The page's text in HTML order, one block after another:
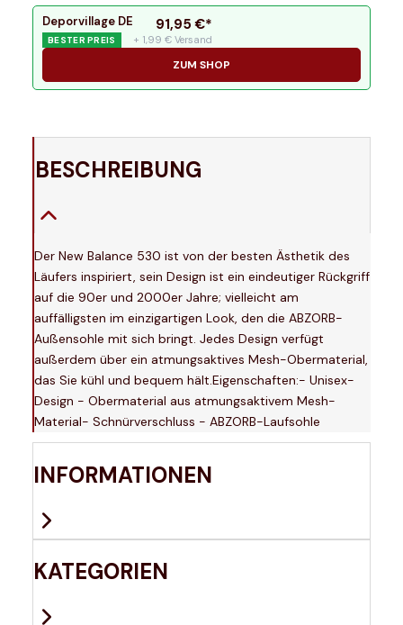
Deporvillage DE
BESTER PREIS
91,95 €*
+ 1,99 € Versand
ZUM SHOP
BESCHREIBUNG
Der New Balance 530 ist von der besten Ästhetik des
Läufers inspiriert, sein Design ist ein eindeutiger Rückgriff
auf die 90er und 2000er Jahre; vielleicht am
auffälligsten im einzigartigen Look, den die ABZORB-
Außensohle mit sich bringt. Jedes Design verfügt
außerdem über ein atmungsaktives Mesh-Obermaterial,
das Sie kühl und bequem hält.Eigenschaften:- Unisex-
Design - Obermaterial aus atmungsaktivem Mesh-
Material- Schnürverschluss - ABZORB-Laufsohle
INFORMATIONEN
KATEGORIEN